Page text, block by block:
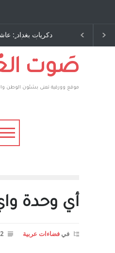
دكريات بغداد ٍ: عاشها
:وليد رباح –
الولايات المتحدة
طاحنة كتب
يوسف يقهر
صَوت
موقع وورقية تعنى بشئون الوطن
أي وحدة
في فضاءات عربية 12